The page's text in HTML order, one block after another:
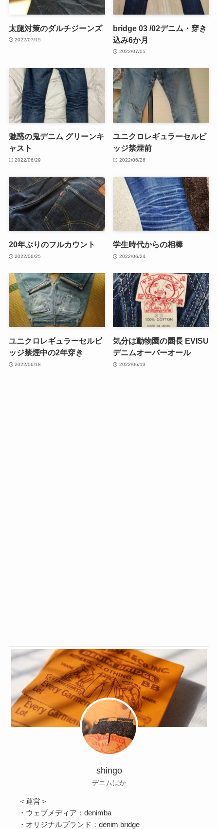
太腿対策のダルチジーンズ
2022/07/15
bridge 03 /02デニム・穿き
込み6か月
2022/07/05
魅惑の鬼デニム グリーンキ
ャスト
2022/06/29
ユニクロレギュラーセルビ
ッジ禁煙前
2022/06/26
20年ぶりのフルカウント
2022/06/25
学生時代からの相棒
2022/06/24
ユニクロレギュラーセルビ
ッジ禁煙中の2年穿き
2022/06/18
気分は動物園の園長 EVISU
デニムオーバーオール
2022/06/13
shingo
デニムばか
＜運営＞
・ウェブメディア：denimba
・オリジナルブランド：denim bridge